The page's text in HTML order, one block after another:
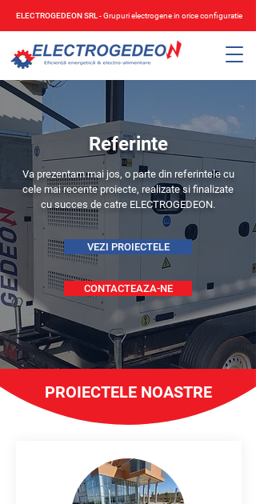
ELECTROGEDEON SRL - Grupuri electrogene in orice configuratie
Referinte
Va prezentam mai jos, o parte din referintele cu
cele mai recente proiecte, realizate si finalizate
cu succes de catre ELECTROGEDEON.
VEZI PROIECTELE
CONTACTEAZA-NE
PROIECTELE NOASTRE